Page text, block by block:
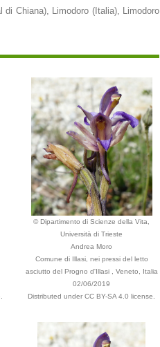
Chiana), Limodoro (Italia), Limodoro
© Dipartimento di Scienze della Vita,
Università di Trieste
Andrea Moro
Comune di Illasi, nei pressi del letto
asciutto del Progno d'Illasi , Veneto, Italia
02/06/2019
Distributed under CC BY-SA 4.0 license.